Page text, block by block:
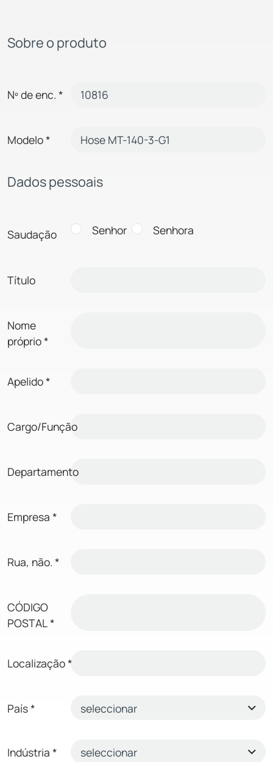
Sobre o produto
Nº de enc. *
Modelo*
Dados pessoais
Saudação Senhor Senhora
Título
Nome
próprio*
Apelido*
Cargo/Função
Departamento
Empresa *
Rua, não. *
CÓDIGO
POSTAL*
Localização*
País*
Indústria *